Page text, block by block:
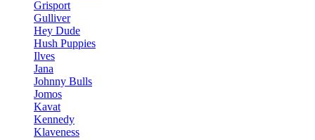
Grisport
Gulliver
Hey Dude
Hush Puppies
Ilves
Jana
Johnny Bulls
Jomos
Kavat
Kennedy
Klaveness